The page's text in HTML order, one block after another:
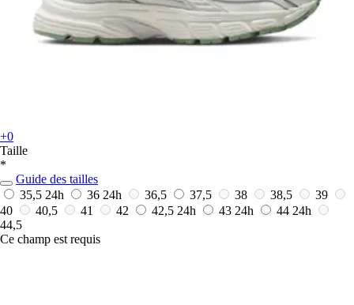
+0
Taille
*
Guide des tailles
35,5 24h 36 24h 36,5 37,5 38 38,5
39
40
40,5 41 42 42,5 24h 43 24h 44 24h
44,5
Ce champ est requis